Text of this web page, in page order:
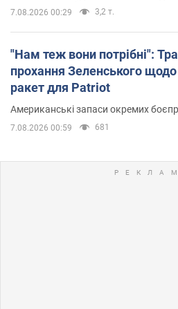
7.08.2026 00:29 3,2 т.
"Нам теж вони потрібні":
прохання Зеленського щодо
ракет для Patriot
Американські запаси окремих
7.08.2026 00:59 681